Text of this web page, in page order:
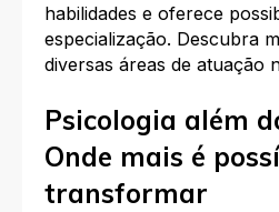
habilidades e oferece
especialização. Descubra
diversas áreas de atuação
Psicologia além
Onde mais é
transformar